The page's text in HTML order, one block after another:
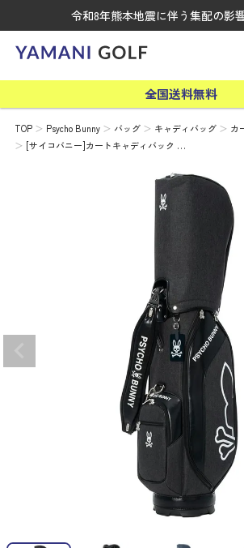
令和8年熊本地震に伴う集配の影
全国送料無料
TOP Psycho Bunny バッグ キャディバッグ
カ
[サイコバニー]カートキャディバック …